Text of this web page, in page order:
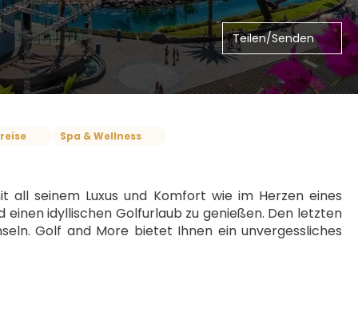
Teilen/Senden
Spa & Wellness
all seinem Luxus und Komfort wie im Herzen eines
idyllischen Golfurlaub zu genießen. Den letzten
Golf and More bietet Ihnen ein unvergessliches